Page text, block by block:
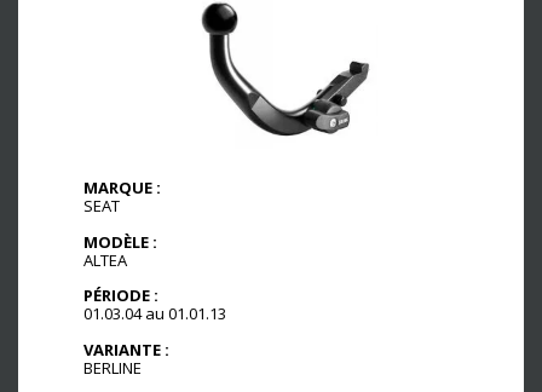
MARQUE :
SEAT
MODÈLE :
ALTEA
PÉRIODE :
01.03.04 au 01.01.13
VARIANTE :
BERLINE